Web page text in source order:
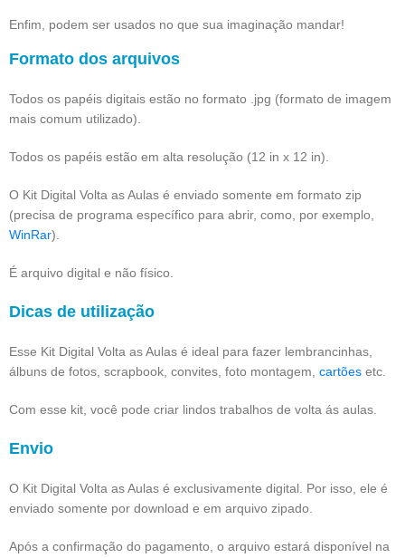
Enfim, podem ser usados no que sua imaginação mandar!
Formato dos arquivos
Todos os papéis digitais estão no formato .jpg (formato de imagem
mais comum utilizado).
Todos os papéis estão em alta resolução (12 in x 12 in).
O Kit Digital Volta as Aulas é enviado somente em formato zip
(precisa de programa específico para abrir, como, por exemplo,
WinRar).
É arquivo digital e não físico.
Dicas de utilização
Esse Kit Digital Volta as Aulas é ideal para fazer lembrancinhas,
álbuns de fotos, scrapbook, convites, foto montagem, cartões etc.
Com esse kit, você pode criar lindos trabalhos de volta ás aulas.
Envio
O Kit Digital Volta as Aulas é exclusivamente digital. Por isso, ele é
enviado somente por download e em arquivo zipado.
Após a confirmação do pagamento, o arquivo estará disponível na